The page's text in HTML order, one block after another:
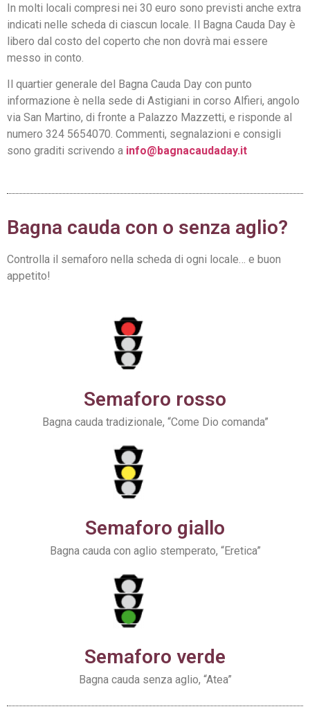
In molti locali compresi nei 30 euro sono previsti anche extra
indicati nelle scheda di ciascun locale. Il Bagna Cauda Day è
libero dal costo del coperto che non dovrà mai essere
messo in conto.
Il quartier generale del Bagna Cauda Day con punto
informazione è nella sede di Astigiani in corso Alfieri, angolo
via San Martino, di fronte a Palazzo Mazzetti, e risponde al
numero 324 5654070. Commenti, segnalazioni e consigli
sono graditi scrivendo a info@bagnacaudaday.it
Bagna cauda con o senza aglio?
Controlla il semaforo nella scheda di ogni locale… e buon
appetito!
Semaforo rosso
Bagna cauda tradizionale, “Come Dio comanda”
Semaforo giallo
Bagna cauda con aglio stemperato, “Eretica”
Semaforo verde
Bagna cauda senza aglio, “Atea”